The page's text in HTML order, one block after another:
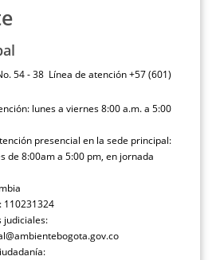
54 - 38 Línea de atención +57 (601)
lunes a viernes 8:00 a.m. a 5:00
presencial en la sede principal:
de 8:00am a 5:00 pm, en jornada
110231324
judiciales: